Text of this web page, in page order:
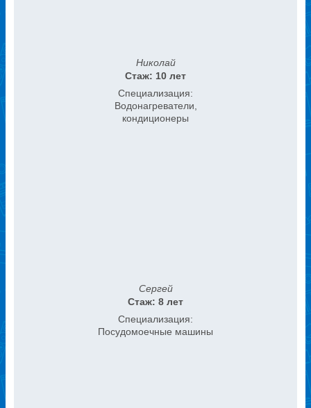
Николай
Стаж: 10 лет
Специализация:
Водонагреватели,
кондиционеры
Сергей
Стаж: 8 лет
Специализация:
Посудомоечные машины